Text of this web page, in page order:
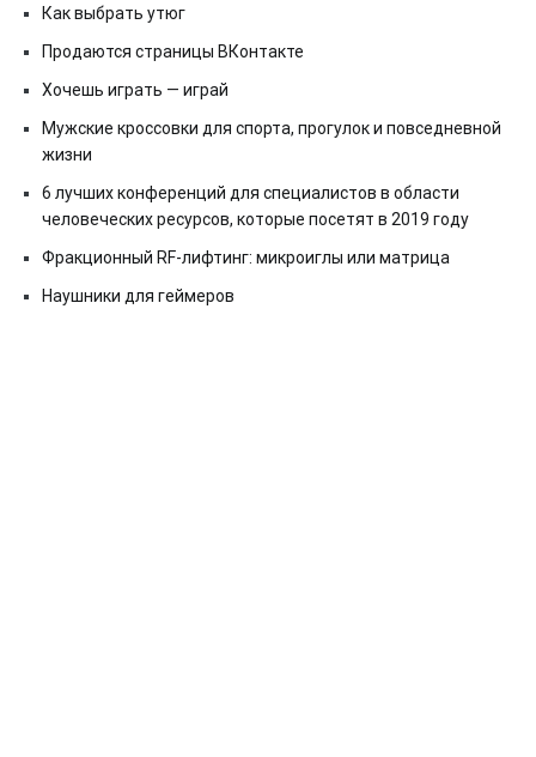
Как выбрать утюг
Продаются страницы ВКонтакте
Хочешь играть — играй
Мужские кроссовки для спорта, прогулок и повседневной
жизни
6 лучших конференций для специалистов в области
человеческих ресурсов, которые посетят в 2019 году
Фракционный RF-лифтинг: микроиглы или матрица
Наушники для геймеров